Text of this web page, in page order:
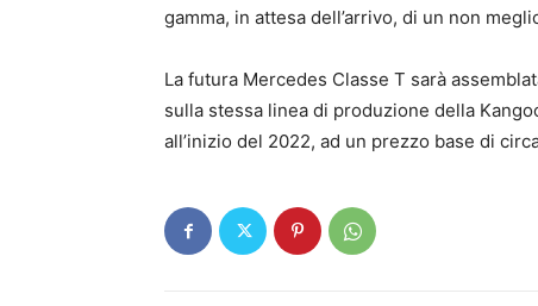
gamma, in attesa dell’arrivo, di un non
La futura Mercedes Classe T sarà
sulla stessa linea di produzione della
all’inizio del 2022, ad un prezzo base di